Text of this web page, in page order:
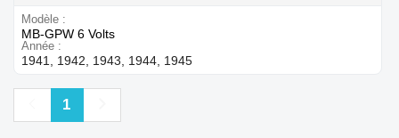
Modèle
MB-GPW 6 Volts
Année
1941, 1942, 1943, 1944, 1945
Précédent
1